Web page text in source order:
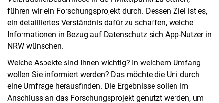
führen wir ein Forschungsprojekt durch. Dessen Ziel ist es,
ein detailliertes Verständnis dafür zu schaffen, welche
Informationen in Bezug auf Datenschutz sich App-Nutzer in
NRW wünschen.
Welche Aspekte sind Ihnen wichtig? In welchem Umfang
wollen Sie informiert werden? Das möchte die Uni durch
eine Umfrage herausfinden. Die Ergebnisse sollen im
Anschluss an das Forschungsprojekt genutzt werden, um